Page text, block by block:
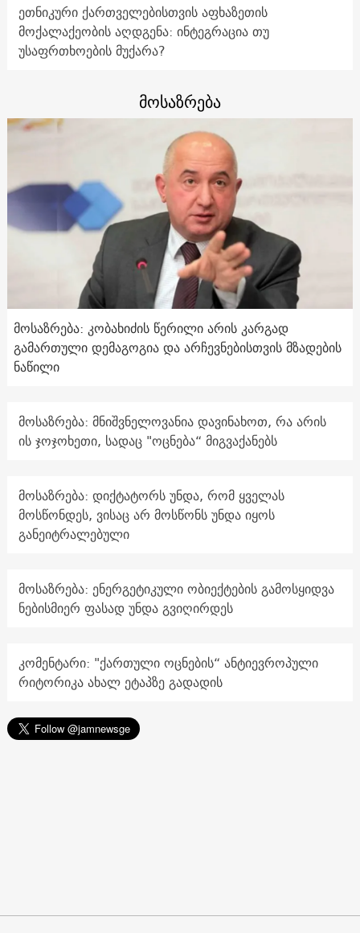
ეთნიკური ქართველებისთვის აფხაზეთის
მოქალაქეობის აღდგენა: ინტეგრაცია თუ
უსაფრთხოების მუქარა?
მოსაზრება
მოსაზრება: კობახიძის წერილი არის კარგად
გამართული დემაგოგია და არჩევნებისთვის მზადების
ნაწილი
მოსაზრება: მნიშვნელოვანია დავინახოთ, რა არის
ის ჯოჯოხეთი, სადაც "ოცნება“ მიგვაქანებს
მოსაზრება: დიქტატორს უნდა, რომ ყველას
მოსწონდეს, ვისაც არ მოსწონს უნდა იყოს
განეიტრალებული
მოსაზრება: ენერგეტიკული ობიექტების გამოსყიდვა
ნებისმიერ ფასად უნდა გვიღირდეს
კომენტარი: "ქართული ოცნების“ ანტიევროპული
რიტორიკა ახალ ეტაპზე გადადის